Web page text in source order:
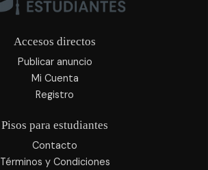
Accesos directos
Publicar anuncio
Mi Cuenta
Registro
Pisos para estudiantes
Contacto
Términos y Condiciones